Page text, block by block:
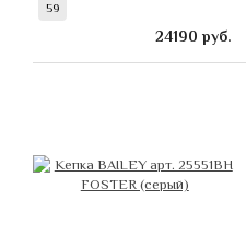
59
24190 руб.